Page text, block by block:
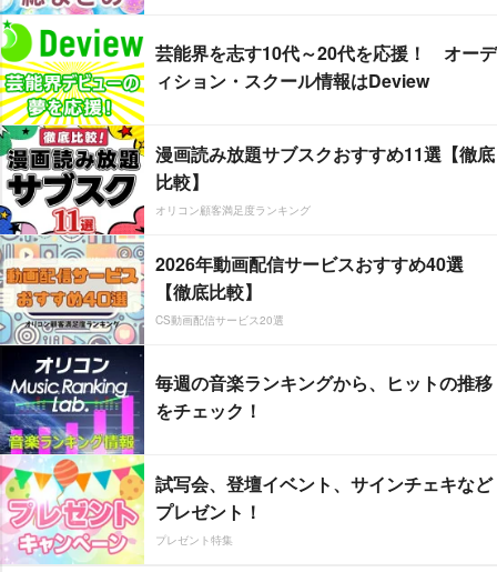
芸能界を志す10代～20代を応援！ オーデ
ィション・スクール情報はDeview
漫画読み放題サブスクおすすめ11選【徹底
比較】
オリコン顧客満足度ランキング
2026年動画配信サービスおすすめ40選
【徹底比較】
CS動画配信サービス20選
毎週の音楽ランキングから、ヒットの推移
をチェック！
試写会、登壇イベント、サインチェキなど
プレゼント！
プレゼント特集